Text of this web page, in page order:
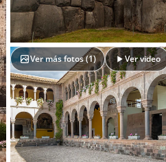
Ver más fotos (1) Ver video